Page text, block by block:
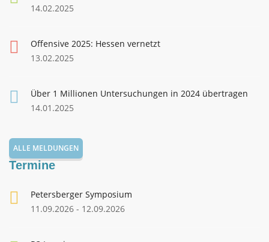
14.02.2025
Offensive 2025: Hessen vernetzt
13.02.2025
Über 1 Millionen Untersuchungen in 2024 übertragen
14.01.2025
ALLE MELDUNGEN
Termine
Petersberger Symposium
11.09.2026 - 12.09.2026